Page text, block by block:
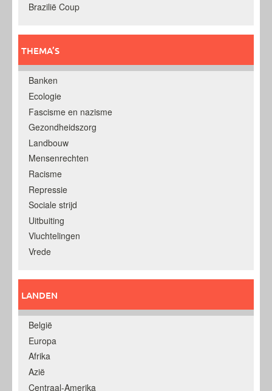
Brazilië Coup
THEMA’S
Banken
Ecologie
Fascisme en nazisme
Gezondheidszorg
Landbouw
Mensenrechten
Racisme
Repressie
Sociale strijd
Uitbuiting
Vluchtelingen
Vrede
LANDEN
België
Europa
Afrika
Azië
Centraal-Amerika